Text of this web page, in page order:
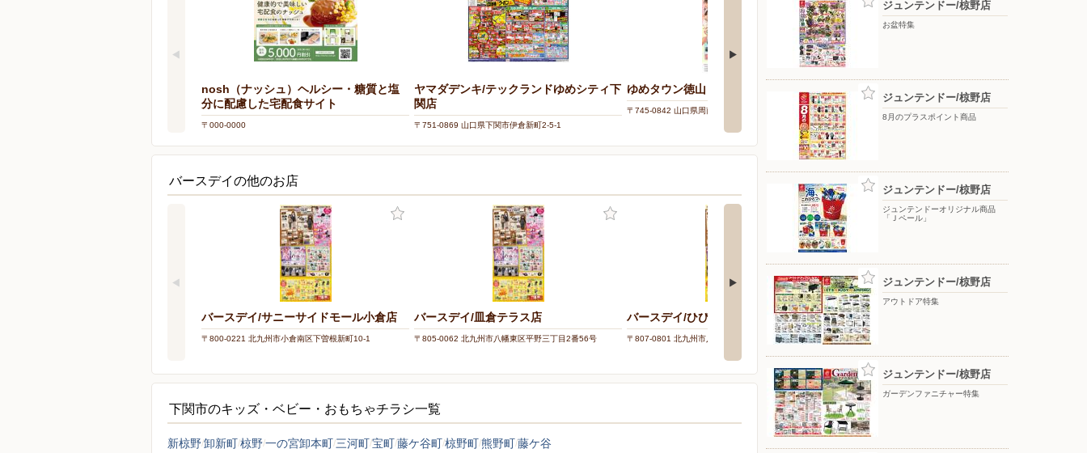
nosh（ナッシュ）ヘルシー・糖質と塩
分に配慮した宅配食サイト
〒000-0000
ヤマダデンキ/テックランドゆめシティ下
関店
〒751-0869 山口県下関市伊倉新町2-5-1
ゆめタウン徳山
〒745-0842 山口県周南市青山町1番18号
CHUO CONTACT/シーモール下関店
〒750-0025 山口県下関市竹崎町4-4-8 シーモール下関3F
バースデイの他のお店
バースデイ/サニーサイドモール小倉店
〒800-0221 北九州市小倉南区下曽根新町10-1
バースデイ/皿倉テラス店
〒805-0062 北九州市八幡東区平野三丁目2番56号
バースデイ/ひびきの店
〒807-0801 北九州市八幡西区本城学研台2-11-1
バースデイ/ゆめタウン宇部店
〒759-0204 宇部市黒石北3-4-1
下関市のキッズ・ベビー・おもちゃチラシ一覧
新椋野卸新町椋野一の宮卸本町 三河町宝町藤ケ谷町椋野町熊野町藤ケ谷
ジュンテンドー/椋野店
お盆特集
ジュンテンドー/椋野店
8月のプラスポイント商品
ジュンテンドー/椋野店
ジュンテンドーオリジナル商品
「Ｊペール」
ジュンテンドー/椋野店
アウトドア特集
ジュンテンドー/椋野店
ガーデンファニチャー特集